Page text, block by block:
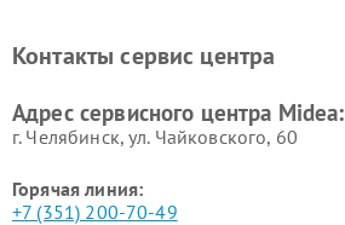
пылесосов Midea
Midea
Контакты сервис центра
Адрес сервисного центра Midea:
г. Челябинск, ул. Чайковского, 60
Горячая линия:
+7 (351) 200-70-49